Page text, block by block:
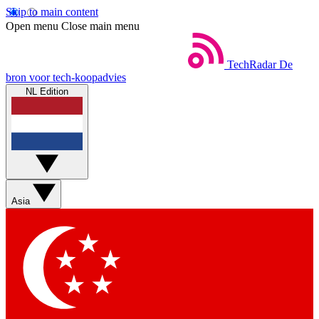
Skip to main content
Open menu Close main menu
TechRadar De
bron voor tech-koopadvies
NL Edition
Asia